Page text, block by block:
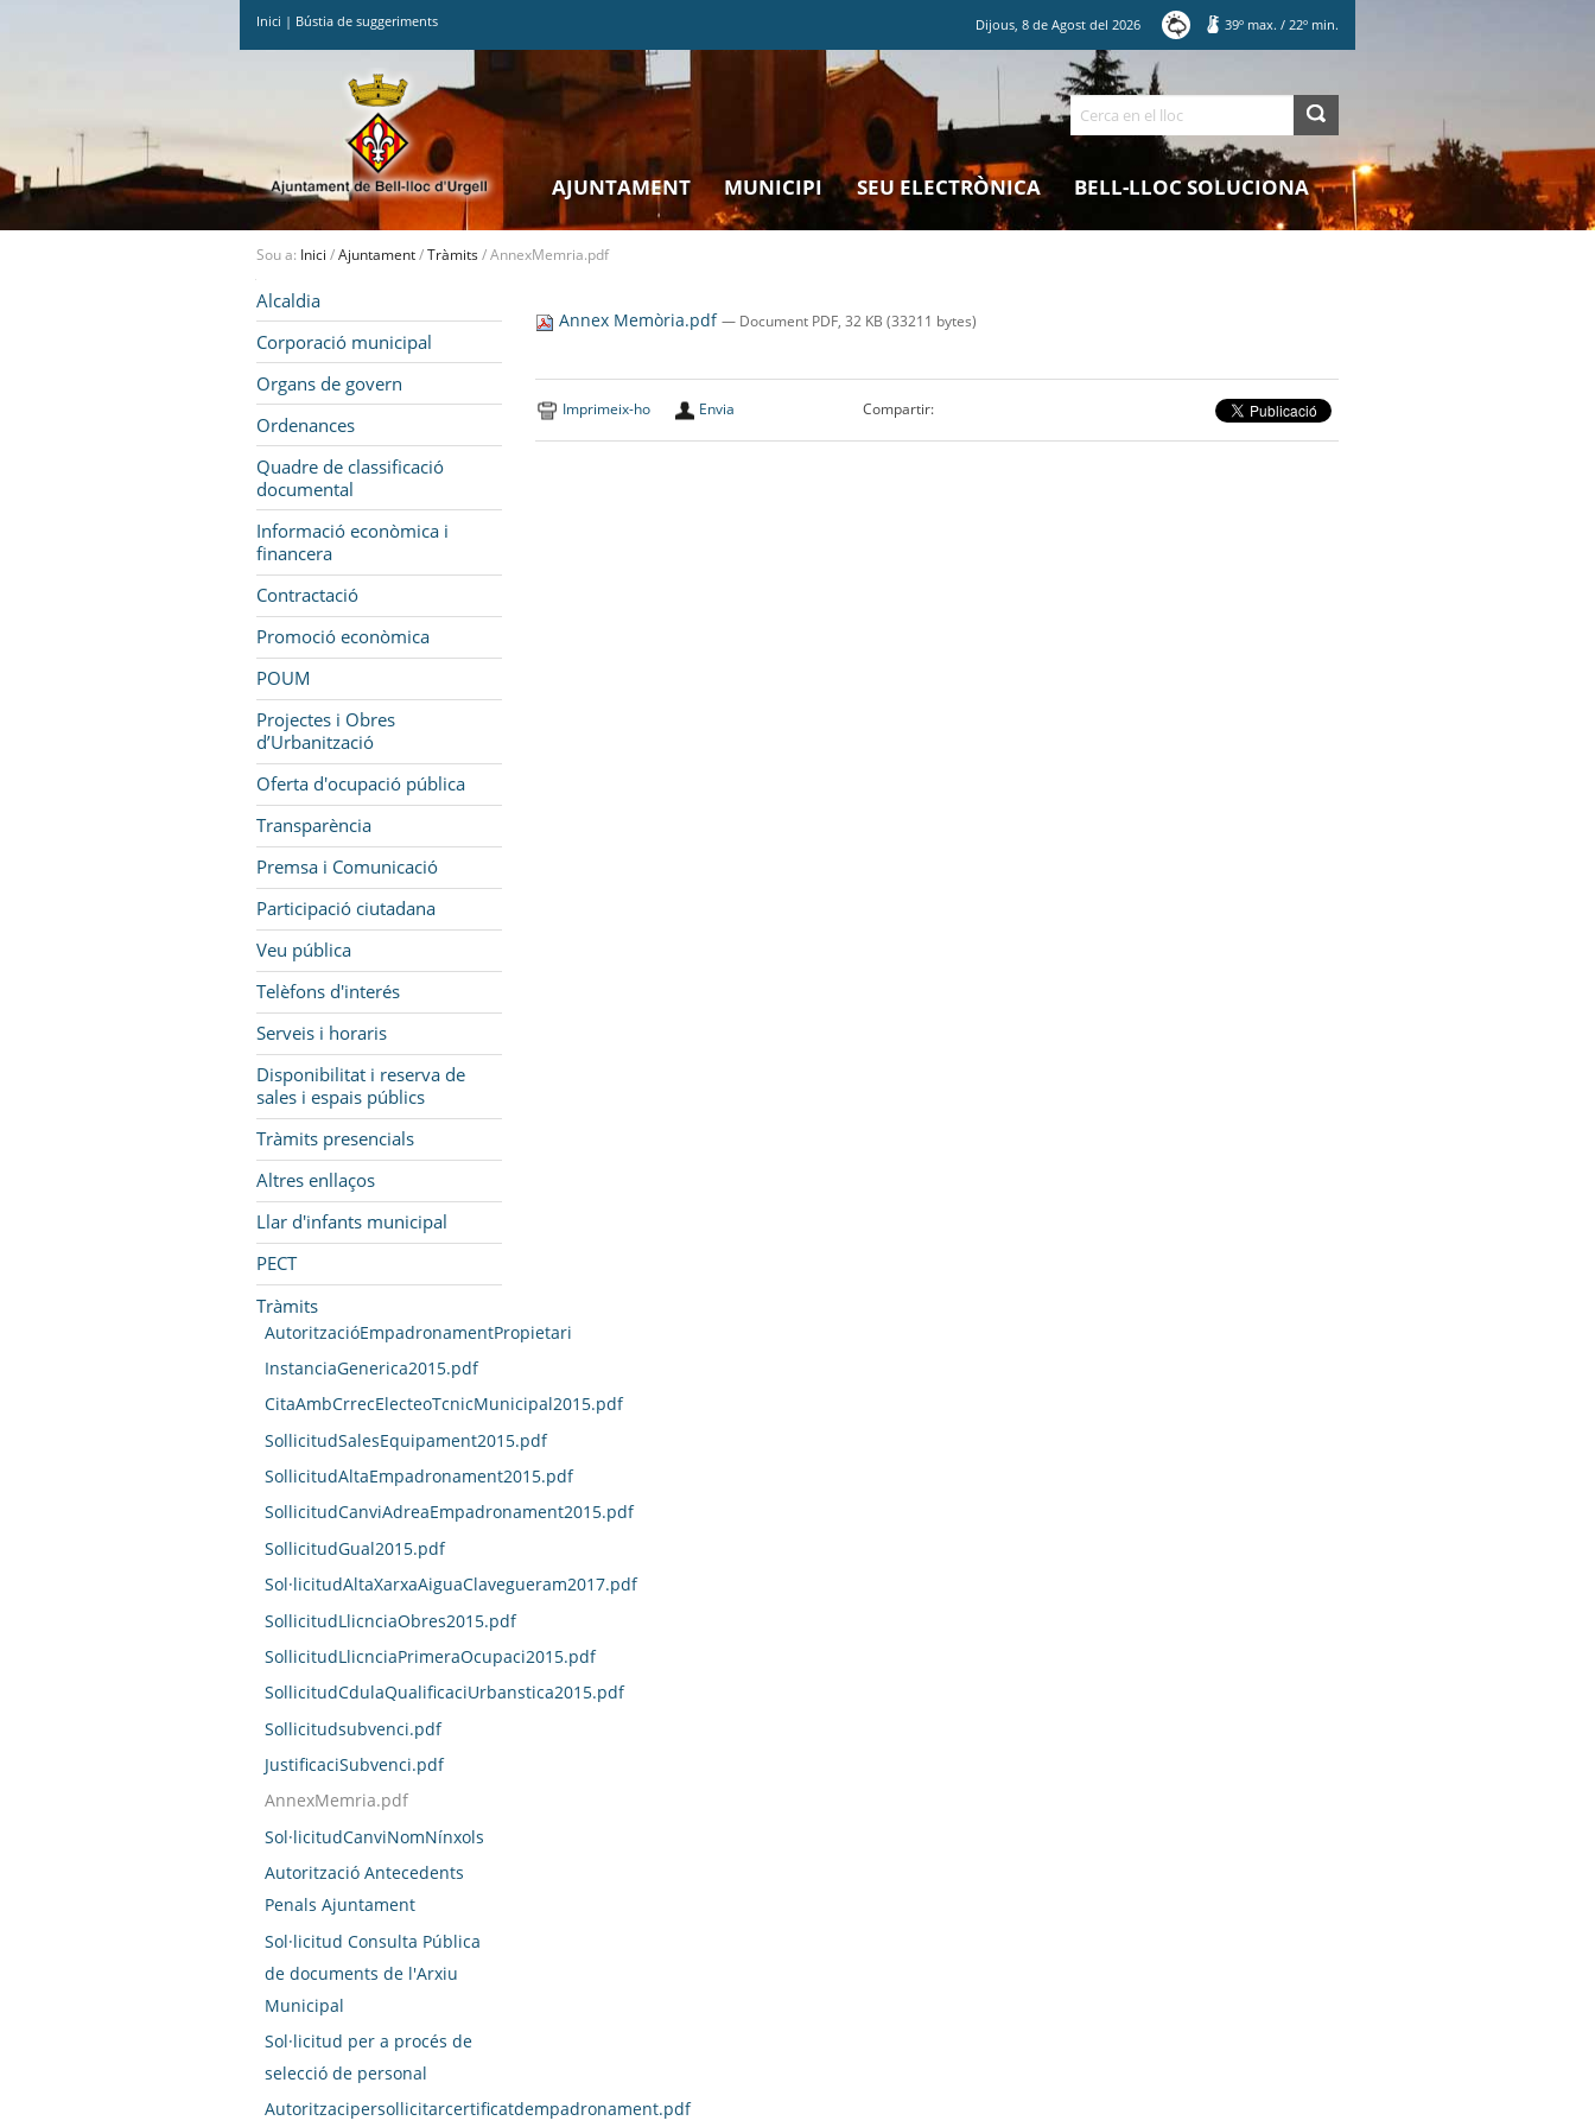
Inici | Bústia de suggeriments Dijous,8 deAgost del2026 39º max. / 22º min.
Cerca
AJUNTAMENT MUNICIPI SEU ELECTRÒNICA BELL-LLOC SOLUCIONA
Sou a: Inici /Ajuntament/Tràmits/AnnexMemria.pdf
Alcaldia
Corporació municipal
Organs de govern
Ordenances
Quadre de classificació
documental
Informació econòmica i
financera
Contractació
Promoció econòmica
POUM
Projectes i Obres
d’Urbanització
Oferta d'ocupació pública
Transparència
Premsa i Comunicació
Participació ciutadana
Veu pública
Telèfons d'interés
Serveis i horaris
Disponibilitat i reserva de
sales i espais públics
Tràmits presencials
Altres enllaços
Llar d'infants municipal
PECT
Tràmits
AutoritzacióEmpadronamentPropietari
InstanciaGenerica2015.pdf
CitaAmbCrrecElecteoTcnicMunicipal2015.pdf
SollicitudSalesEquipament2015.pdf
SollicitudAltaEmpadronament2015.pdf
SollicitudCanviAdreaEmpadronament2015.pdf
SollicitudGual2015.pdf
Sol·licitudAltaXarxaAiguaClavegueram2017.pdf
SollicitudLlicnciaObres2015.pdf
SollicitudLlicnciaPrimeraOcupaci2015.pdf
SollicitudCdulaQualificaciUrbanstica2015.pdf
Sollicitudsubvenci.pdf
JustificaciSubvenci.pdf
AnnexMemria.pdf
Sol·licitudCanviNomNínxols
Autorització Antecedents
Penals Ajuntament
Sol·licitud Consulta Pública
de documents de l'Arxiu
Municipal
Sol·licitud per a procés de
selecció de personal
Autoritzacipersollicitarcertificatdempadronament.pdf
Annex Memòria.pdf— Document PDF, 32 KB (33211 bytes)
Imprimeix-ho Envia Compartir: